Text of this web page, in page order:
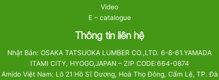
Video
E – catalogue
Thông tin liên hệ
Nhật Bản: OSAKA TATSUOKA LUMBER CO.,LTD. 6-8-61.YAMADA
ITAMI CITY, HYOGO,JAPAN – ZIP CODE:664-0874
Amido Việt Nam: Lô 21 Hồ Sĩ Dương, Hoà Thọ Đông, Cẩm Lệ, TP. Đà